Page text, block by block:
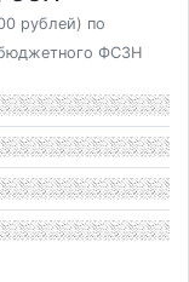
рублей) по
ФСЗН